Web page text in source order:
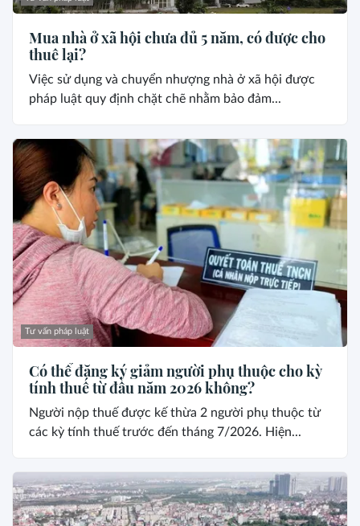
Mua nhà ở xã hội chưa đủ 5 năm, có được cho
thuê lại?
Việc sử dụng và chuyển nhượng nhà ở xã hội được
pháp luật quy định chặt chẽ nhằm bảo đảm...
Tư vấn pháp luật
Có thể đăng ký giảm người phụ thuộc cho kỳ
tính thuế từ đầu năm 2026 không?
Người nộp thuế được kế thừa 2 người phụ thuộc từ
các kỳ tính thuế trước đến tháng 7/2026. Hiện...